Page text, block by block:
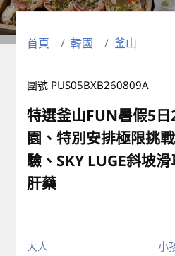
首頁 韓國 釜山
團號 PUS05BXB260809A
特選釜山FUN暑假5
園、特別安排極限挑
驗、SKY LUGE斜坡
肝藥
大人 小